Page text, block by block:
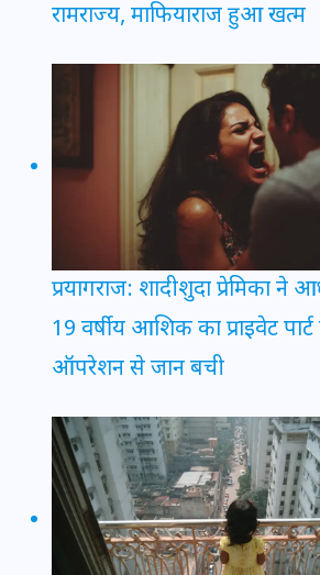
रामराज्य, माफियाराज हुआ खत्म
प्रयागराज: शादीशुदा प्रेमिका ने
19 वर्षीय आशिक का प्राइवेट पार्ट
ऑपरेशन से जान बची